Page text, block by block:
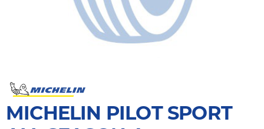
MICHELIN PILOT SPORT